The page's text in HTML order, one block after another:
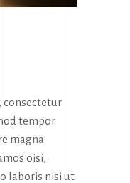
consectetur
tempor
magna
oisi,
laboris nisi ut